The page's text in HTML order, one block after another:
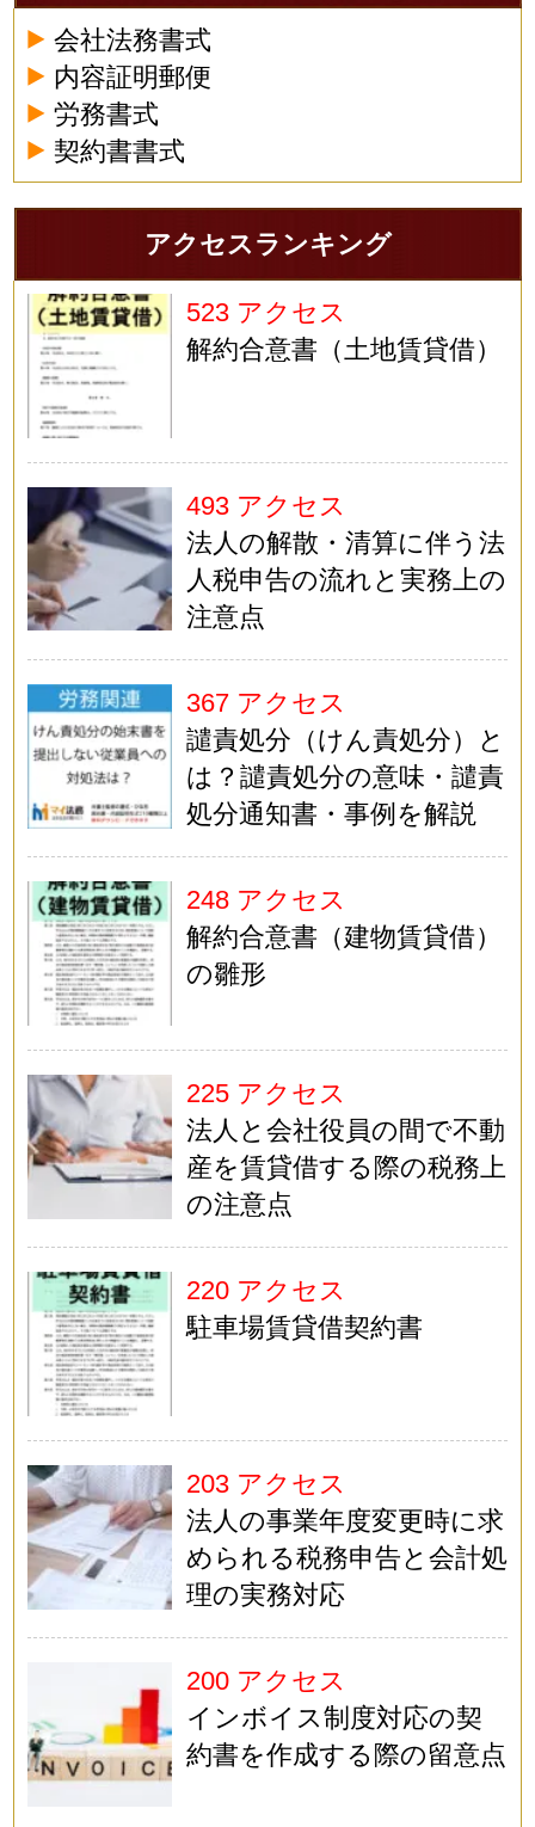
会社法務書式
内容証明郵便
労務書式
契約書書式
アクセスランキング
523 アクセス
解約合意書（土地賃貸借）
493 アクセス
法人の解散・清算に伴う法
人税申告の流れと実務上の
注意点
367 アクセス
譴責処分（けん責処分）と
は？譴責処分の意味・譴責
処分通知書・事例を解説
248 アクセス
解約合意書（建物賃貸借）
の雛形
225 アクセス
法人と会社役員の間で不動
産を賃貸借する際の税務上
の注意点
220 アクセス
駐車場賃貸借契約書
203 アクセス
法人の事業年度変更時に求
められる税務申告と会計処
理の実務対応
200 アクセス
インボイス制度対応の契
約書を作成する際の留意点